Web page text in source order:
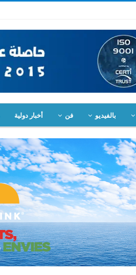
بالفيديو فن أخبار دولية